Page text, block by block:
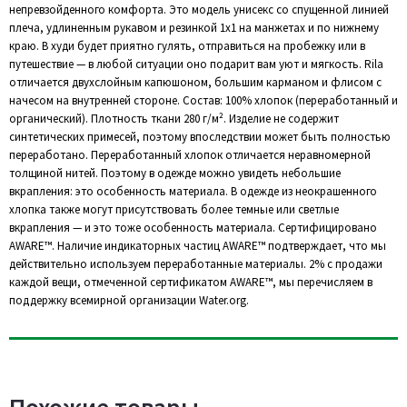
непревзойденного комфорта. Это модель унисекс со спущенной линией
плеча, удлиненным рукавом и резинкой 1х1 на манжетах и по нижнему
краю. В худи будет приятно гулять, отправиться на пробежку или в
путешествие — в любой ситуации оно подарит вам уют и мягкость. Rila
отличается двухслойным капюшоном, большим карманом и флисом с
начесом на внутренней стороне. Состав: 100% хлопок (переработанный и
органический). Плотность ткани 280 г/м². Изделие не содержит
синтетических примесей, поэтому впоследствии может быть полностью
переработано. Переработанный хлопок отличается неравномерной
толщиной нитей. Поэтому в одежде можно увидеть небольшие
вкрапления: это особенность материала. В одежде из неокрашенного
хлопка также могут присутствовать более темные или светлые
вкрапления — и это тоже особенность материала. Сертифицировано
AWARE™. Наличие индикаторных частиц AWARE™ подтверждает, что мы
действительно используем переработанные материалы. 2% с продажи
каждой вещи, отмеченной сертификатом AWARE™, мы перечисляем в
поддержку всемирной организации Water.org.